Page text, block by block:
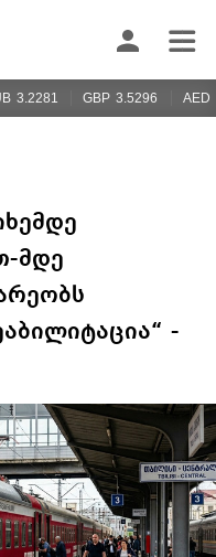
3.2281 GBP 3.5296 AED
მდე
-